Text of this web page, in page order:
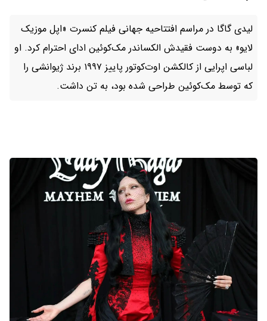
لیدی گاگا در مراسم افتتاحیه جهانی فیلم کنسرت «اپل موزیک
لایو» به دوست فقیدش الکساندر مک‌کوئین ادای احترام کرد. او
لباسی اپرایی از کالکشن اوت‌کوتور پاییز ۱۹۹۷ برند ژیوانشی را
که توسط مک‌کوئین طراحی شده بود، به تن داشت.